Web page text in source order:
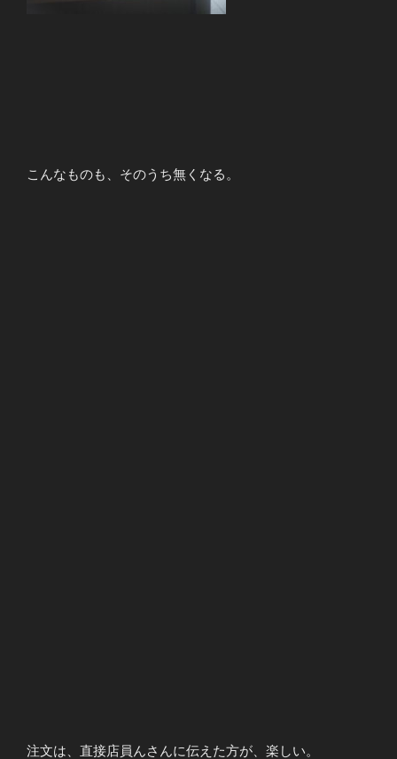
こんなものも、そのうち無くなる。
注文は、直接店員んさんに伝えた方が、楽しい。